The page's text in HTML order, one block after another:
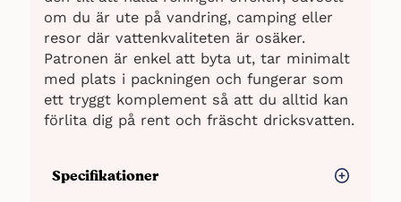
om du är ute på vandring, camping eller
resor där vattenkvaliteten är osäker.
Patronen är enkel att byta ut, tar minimalt
med plats i packningen och fungerar som
ett tryggt komplement så att du alltid kan
förlita dig på rent och fräscht dricksvatten.
Specifikationer